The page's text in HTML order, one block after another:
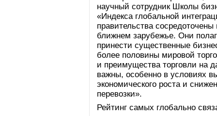
научный сотрудник Школы
«Индекса глобальной
правительства
ближнем зарубежье. Они
принести существенные
более половины мировой
и преимущества торговли на
важны, особенно в условиях
экономического роста и
перевозки».
Рейтинг самых глобально